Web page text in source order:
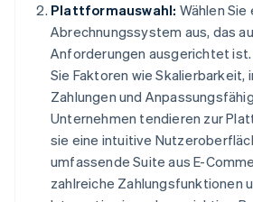
Plattformauswahl: Wählen Sie
Abrechnungssystem aus, das
Anforderungen ausgerichtet
Sie Faktoren wie Skalierbarkeit,
Zahlungen und
Unternehmen tendieren zur
sie eine intuitive
umfassende Suite aus E-
zahlreiche Zahlungsfunktionen